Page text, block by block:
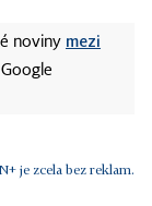
noviny mezi
je zcela bez reklam.